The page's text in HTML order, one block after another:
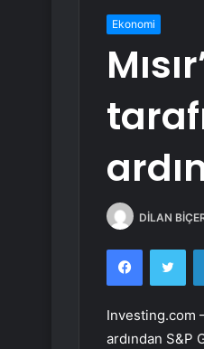
Ekonomi
DİLAN
Facebook
Investing.com
ardından S&P